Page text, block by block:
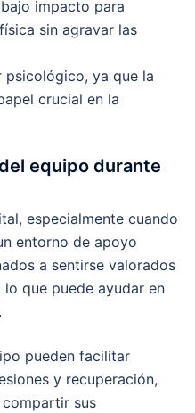
impacto para
sin agravar las
psicológico, ya que la
crucial en la
equipo durante
especialmente cuando
entorno de apoyo
a sentirse valorados
que puede ayudar en
pueden facilitar
y recuperación,
sus